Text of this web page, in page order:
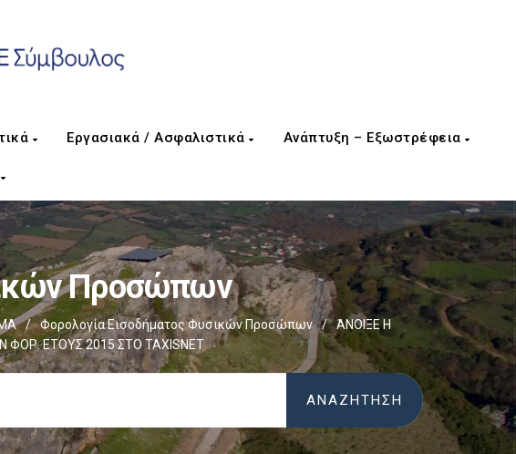
Εργασιακά / Ασφαλιστικά Ανάπτυξη – Εξωστρέφεια
Προσώπων
/ Φορολογία Εισοδήματος Φυσικών Προσώπων /
ΆΝΟΙΞΕ Η
ΦΟΡ. ΕΤΟΥΣ 2015 ΣΤΟ TAXISNET